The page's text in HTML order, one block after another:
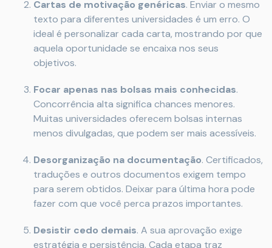
Cartas de motivação genéricas. Enviar o mesmo
texto para diferentes universidades é um erro. O
ideal é personalizar cada carta, mostrando por que
aquela oportunidade se encaixa nos seus
objetivos.
Focar apenas nas bolsas mais conhecidas.
Concorrência alta significa chances menores.
Muitas universidades oferecem bolsas internas
menos divulgadas, que podem ser mais acessíveis.
Desorganização na documentação. Certificados,
traduções e outros documentos exigem tempo
para serem obtidos. Deixar para última hora pode
fazer com que você perca prazos importantes.
Desistir cedo demais. A sua aprovação exige
estratégia e persistência. Cada etapa traz